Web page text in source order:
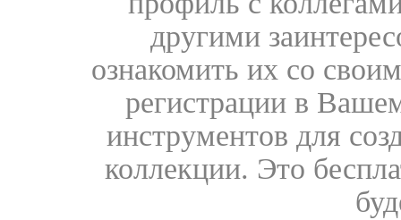
другими
ознакомить их со
регистрации в
инструментов для
коллекции. Это